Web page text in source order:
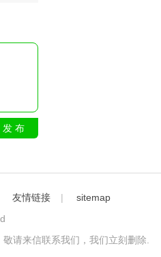
发 布
友情链接 |
sitemap
请来信联系我们，我们立刻删除.